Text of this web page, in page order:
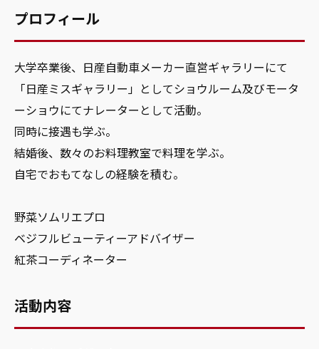
プロフィール
大学卒業後、日産自動車メーカー直営ギャラリーにて
「日産ミスギャラリー」としてショウルーム及びモータ
ーショウにてナレーターとして活動。
同時に接遇も学ぶ。
結婚後、数々のお料理教室で料理を学ぶ。
自宅でおもてなしの経験を積む。
野菜ソムリエプロ
ベジフルビューティーアドバイザー
紅茶コーディネーター
活動内容